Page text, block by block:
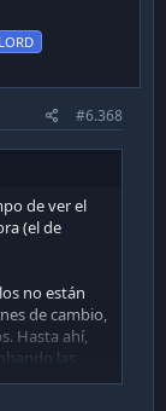
#6.368
de ver el
(el de
no están
de cambio,
Hasta ahí,
las